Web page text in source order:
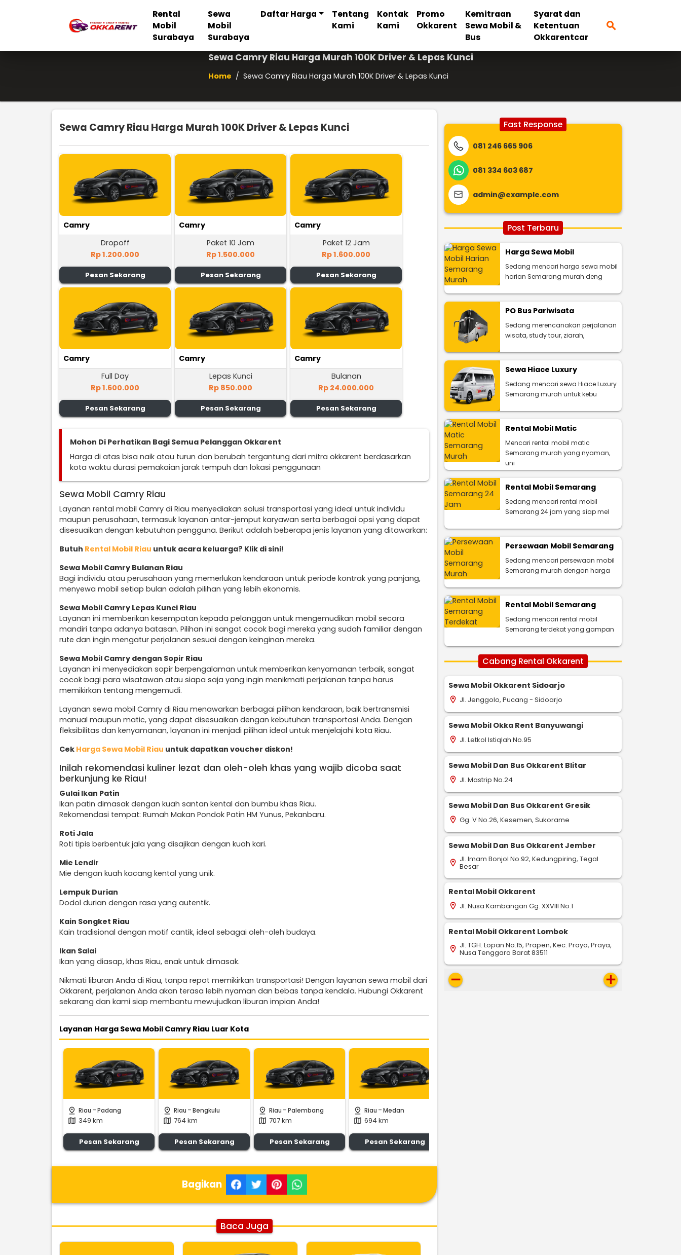
Rental
Mobil
Surabaya
Sewa
Mobil
Surabaya
Daftar Harga
Tentang
Kami
Kontak
Kami
Promo
Okkarent
Kemitraan
Sewa Mobil &
Bus
Syarat dan
Ketentuan
Okkarentcar
search
Sewa Camry Riau Harga Murah 100K Driver & Lepas Kunci
Home / Sewa Camry Riau Harga Murah 100K Driver & Lepas Kunci
Sewa Camry Riau Harga Murah 100K Driver & Lepas Kunci
Camry
Dropoff
Rp 1.200.000
Pesan Sekarang
Camry
Paket 10 Jam
Rp 1.500.000
Pesan Sekarang
Camry
Paket 12 Jam
Rp 1.600.000
Pesan Sekarang
Camry
Full Day
Rp 1.600.000
Pesan Sekarang
Camry
Lepas Kunci
Rp 850.000
Pesan Sekarang
Camry
Bulanan
Rp 24.000.000
Pesan Sekarang
Mohon Di Perhatikan Bagi Semua Pelanggan Okkarent
Harga di atas bisa naik atau turun dan berubah tergantung dari mitra okkarent berdasarkan
kota waktu durasi pemakaian jarak tempuh dan lokasi penggunaan
Sewa Mobil Camry Riau
Layanan rental mobil Camry di Riau menyediakan solusi transportasi yang ideal untuk individu
maupun perusahaan, termasuk layanan antar-jemput karyawan serta berbagai opsi yang dapat
disesuaikan dengan kebutuhan pengguna. Berikut adalah beberapa jenis layanan yang ditawarkan:
Butuh Rental Mobil Riau untuk acara keluarga? Klik di sini!
Sewa Mobil Camry Bulanan Riau
Bagi individu atau perusahaan yang memerlukan kendaraan untuk periode kontrak yang panjang,
menyewa mobil setiap bulan adalah pilihan yang lebih ekonomis.
Sewa Mobil Camry Lepas Kunci Riau
Layanan ini memberikan kesempatan kepada pelanggan untuk mengemudikan mobil secara
mandiri tanpa adanya batasan. Pilihan ini sangat cocok bagi mereka yang sudah familiar dengan
rute dan ingin mengatur perjalanan sesuai dengan keinginan mereka.
Sewa Mobil Camry dengan Sopir Riau
Layanan ini menyediakan sopir berpengalaman untuk memberikan kenyamanan terbaik, sangat
cocok bagi para wisatawan atau siapa saja yang ingin menikmati perjalanan tanpa harus
memikirkan tentang mengemudi.
Layanan sewa mobil Camry di Riau menawarkan berbagai pilihan kendaraan, baik bertransmisi
manual maupun matic, yang dapat disesuaikan dengan kebutuhan transportasi Anda. Dengan
fleksibilitas dan kenyamanan, layanan ini menjadi pilihan ideal untuk menjelajahi kota Riau.
Cek Harga Sewa Mobil Riau untuk dapatkan voucher diskon!
Inilah rekomendasi kuliner lezat dan oleh-oleh khas yang wajib dicoba saat
berkunjung ke Riau!
Gulai Ikan Patin
Ikan patin dimasak dengan kuah santan kental dan bumbu khas Riau.
Rekomendasi tempat: Rumah Makan Pondok Patin HM Yunus, Pekanbaru.
Roti Jala
Roti tipis berbentuk jala yang disajikan dengan kuah kari.
Mie Lendir
Mie dengan kuah kacang kental yang unik.
Lempuk Durian
Dodol durian dengan rasa yang autentik.
Kain Songket Riau
Kain tradisional dengan motif cantik, ideal sebagai oleh-oleh budaya.
Ikan Salai
Ikan yang diasap, khas Riau, enak untuk dimasak.
Nikmati liburan Anda di Riau, tanpa repot memikirkan transportasi! Dengan layanan sewa mobil dari
Okkarent, perjalanan Anda akan terasa lebih nyaman dan bebas tanpa kendala. Hubungi Okkarent
sekarang dan kami siap membantu mewujudkan liburan impian Anda!
Layanan Harga Sewa Mobil Camry Riau Luar Kota
pin_drop Riau -Padang
map 349 km
Pesan Sekarang
pin_drop Riau -Bengkulu
map 764 km
Pesan Sekarang
pin_drop Riau -Palembang
map 707 km
Pesan Sekarang
pin_drop Riau -Medan
map 694 km
Pesan Sekarang
Bagikan
Baca Juga
Fast Response
081 246 665 906
081 334 603 687
admin@example.com
Post Terbaru
Harga Sewa Mobil
Sedang mencari harga sewa mobil
harian Semarang murah deng
PO Bus Pariwisata
Sedang merencanakan perjalanan
wisata, study tour, ziarah,
Sewa Hiace Luxury
Sedang mencari sewa Hiace Luxury
Semarang murah untuk kebu
Rental Mobil Matic
Mencari rental mobil matic
Semarang murah yang nyaman,
uni
Rental Mobil Semarang
Sedang mencari rental mobil
Semarang 24 jam yang siap mel
Persewaan Mobil Semarang
Sedang mencari persewaan mobil
Semarang murah dengan harga
Rental Mobil Semarang
Sedang mencari rental mobil
Semarang terdekat yang gampan
Cabang Rental Okkarent
Sewa Mobil Okkarent Sidoarjo
location_on Jl. Jenggolo, Pucang - Sidoarjo
Sewa Mobil Okka Rent Banyuwangi
location_on Jl. Letkol Istiqlah No.95
Sewa Mobil Dan Bus Okkarent Blitar
location_on Jl. Mastrip No.24
Sewa Mobil Dan Bus Okkarent Gresik
location_on Gg. V No.26, Kesemen, Sukorame
Sewa Mobil Dan Bus Okkarent Jember
location_on Jl. Imam Bonjol No.92, Kedungpiring, Tegal
Besar
Rental Mobil Okkarent
location_on Jl. Nusa Kambangan Gg. XXVIII No.1
Rental Mobil Okkarent Lombok
location_on Jl. TGH. Lopan No.15, Prapen, Kec. Praya, Praya,
Nusa Tenggara Barat 83511
remove add